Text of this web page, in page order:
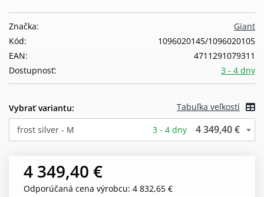
Giant
Značka:
1096020145/1096020105
Kód:
4711291079311
EAN:
3 - 4 dny
Dostupnosť:
Vybrať variantu: Tabuľka veľkostí
frost silver - M 3 - 4 dny 4 349,40 €
4 349,40 €
Odporúčaná cena výrobcu: 4 832,65 €